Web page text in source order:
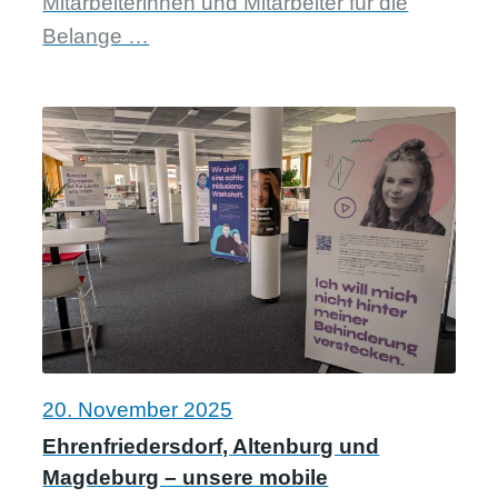
Belange …
20. November 2025
Ehrenfriedersdorf, Altenburg und
Magdeburg – unsere mobile